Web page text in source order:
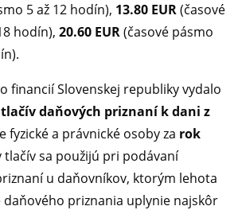
5 až 12 hodín), 13.80 EUR(časové
hodín), 20.60 EUR(časové pásmo
financií Slovenskej republiky vydalo
tlačív daňových priznaní k dani z
fyzické a právnické osoby za rok
tlačív sa použijú pri podávaní
u daňovníkov, ktorým lehota
daňového priznania uplynie najskôr